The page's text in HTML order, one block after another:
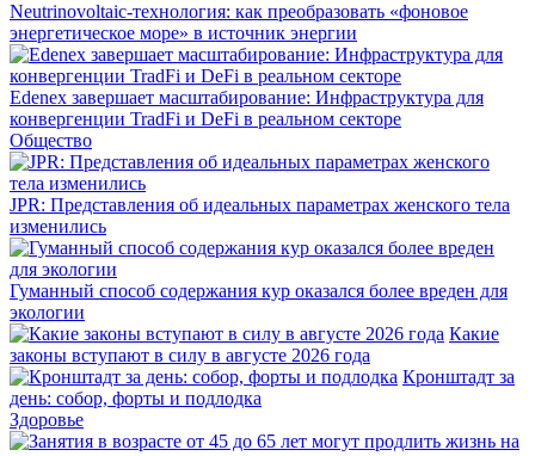
Neutrinovoltaic‑технология: как преобразовать «фоновое
энергетическое море» в источник энергии
Edenex завершает масштабирование: Инфраструктура для
конвергенции TradFi и DeFi в реальном секторе
Общество
JPR: Представления об идеальных параметрах женского тела
изменились
Гуманный способ содержания кур оказался более вреден для
экологии
Какие
законы вступают в силу в августе 2026 года
Кронштадт за
день: собор, форты и подлодка
Здоровье